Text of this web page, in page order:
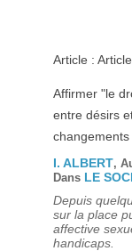
Article :
Affirmer "le
entre désirs
changements
I. ALBERT,
Dans LE
Depuis
sur la place
affective
handicaps.